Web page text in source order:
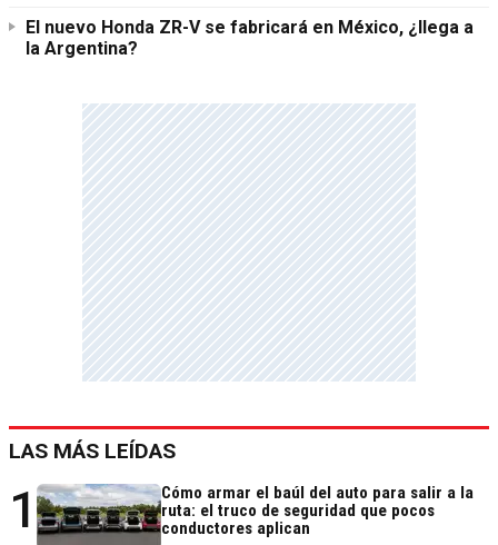
El nuevo Honda ZR-V se fabricará en México, ¿llega a
la Argentina?
LAS MÁS LEÍDAS
1
Cómo armar el baúl del auto para salir a la
ruta: el truco de seguridad que pocos
conductores aplican